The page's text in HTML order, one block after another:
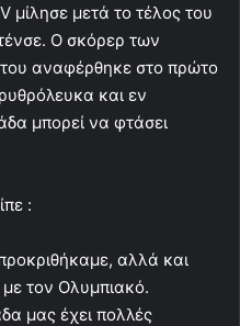
μίλησε μετά το τέλος του
Ο σκόρερ των
αναφέρθηκε στο πρώτο
και εν
μπορεί να φτάσει
:
αλλά και
τον Ολυμπιακό.
μας έχει πολλές